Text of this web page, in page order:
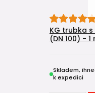
KG trubka s
(DN 100) - 1
Skladem,
k expedici